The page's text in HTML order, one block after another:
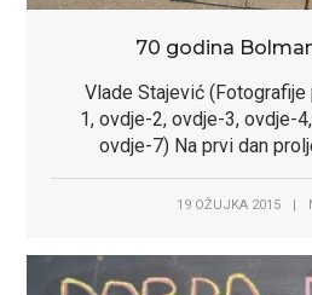
70 godina
Vlade Stajević
1, ovdje-2, ovdje-3, ovdje-
ovdje-7) Na prvi dan
19 OŽUJKA 2015 |